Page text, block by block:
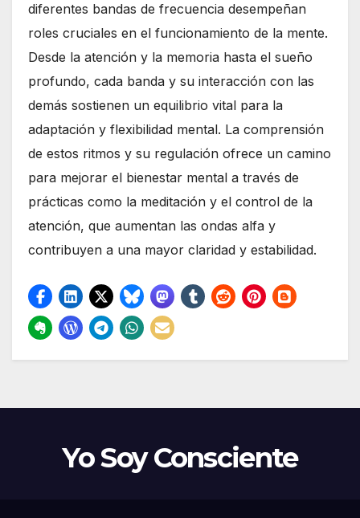
diferentes bandas de frecuencia desempeñan
roles cruciales en el funcionamiento de la mente.
Desde la atención y la memoria hasta el sueño
profundo, cada banda y su interacción con las
demás sostienen un equilibrio vital para la
adaptación y flexibilidad mental. La comprensión
de estos ritmos y su regulación ofrece un camino
para mejorar el bienestar mental a través de
prácticas como la meditación y el control de la
atención, que aumentan las ondas alfa y
contribuyen a una mayor claridad y estabilidad.
Yo Soy Consciente